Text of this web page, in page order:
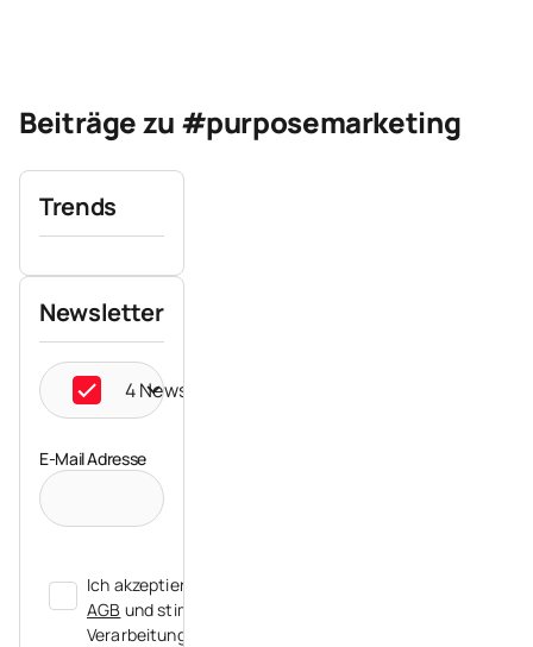
Beiträge zu #purposemarketing
Trends
Newsletter
4 Newsletter ausgewählt
E-Mail Adresse
Ich akzeptiere die
AGB und stimme der
Verarbeitung meiner